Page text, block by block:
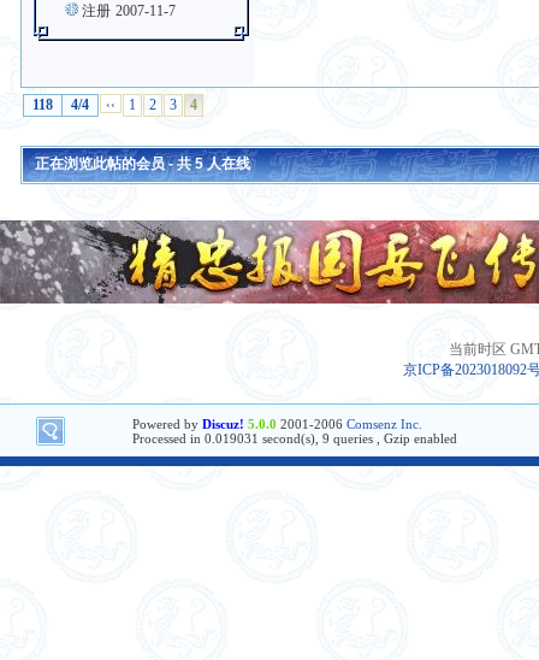
注册 2007-11-7
118 4/4 ‹‹ 1 2 3 4
正在浏览此帖的会员 - 共5人在线
当前时区
京ICP备2023018092
Powered by Discuz! 5.0.0 2001-2006 Comsenz Inc.
Processed in 0.019031 second(s), 9 queries , Gzip enabled